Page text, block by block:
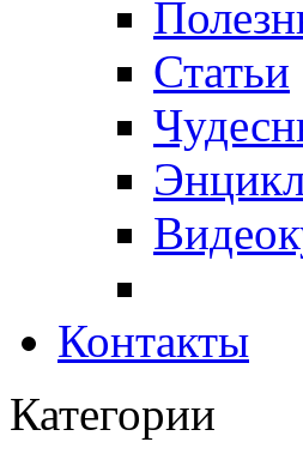
Статьи
Контакты
Категории